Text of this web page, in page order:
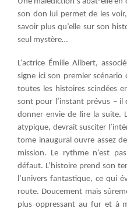
son don lui permet de les
savoir plus qu’elle sur son
seul mystère…
L’actrice Émilie Alibert,
signe ici son premier scénario
toutes les histoires scindées
sont pour l’instant prévus – il
donner envie de lire la suite.
atypique, devrait susciter
tome inaugural ouvre assez
mission. Le rythme n’est
défaut. L’histoire prend son
l’univers fantastique, ce qui
route. Doucement mais
plus oppressant au fur et à